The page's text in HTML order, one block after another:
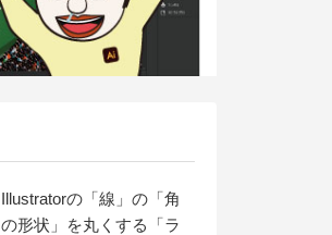
Illustratorの「線」の「角
の形状」を丸くする「ラ